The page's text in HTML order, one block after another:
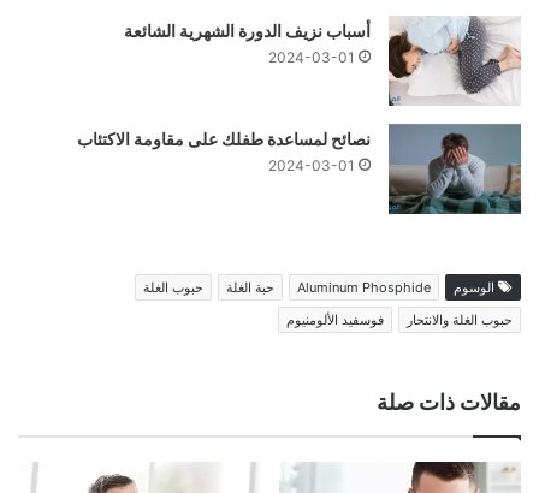
أسباب نزيف الدورة الشهرية الشائعة
2024-03-01
نصائح لمساعدة طفلك على مقاومة الاكتئاب
2024-03-01
الوسوم Aluminum Phosphide حبة الغلة
حبوب الغلة
حبوب الغلة والانتحار
فوسفيد الألومنيوم
مقالات ذات صلة